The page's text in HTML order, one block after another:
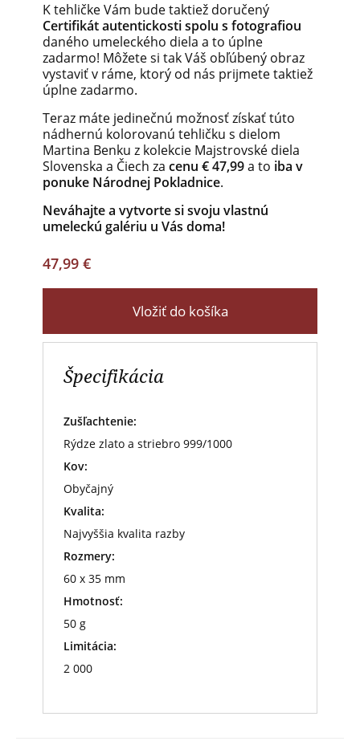
K tehličke Vám bude taktiež doručený
Certifikát autentickosti spolu s fotografiou
daného umeleckého diela a to úplne
zadarmo! Môžete si tak Váš obľúbený obraz
vystaviť v ráme, ktorý od nás prijmete taktiež
úplne zadarmo.
Teraz máte jedinečnú možnosť získať túto
nádhernú kolorovanú tehličku s dielom
Martina Benku z kolekcie Majstrovské diela
Slovenska a Čiech za cenu € 47,99a to iba v
ponuke Národnej Pokladnice.
Neváhajte a vytvorte si svoju vlastnú
umeleckú galériu u Vás doma!
47,99 €
Vložiť do košíka
Špecifikácia
Zušľachtenie:
Rýdze zlato a striebro 999/1000
Kov:
Obyčajný
Kvalita:
Najvyššia kvalita razby
Rozmery:
60 x 35 mm
Hmotnosť:
50 g
Limitácia:
2 000